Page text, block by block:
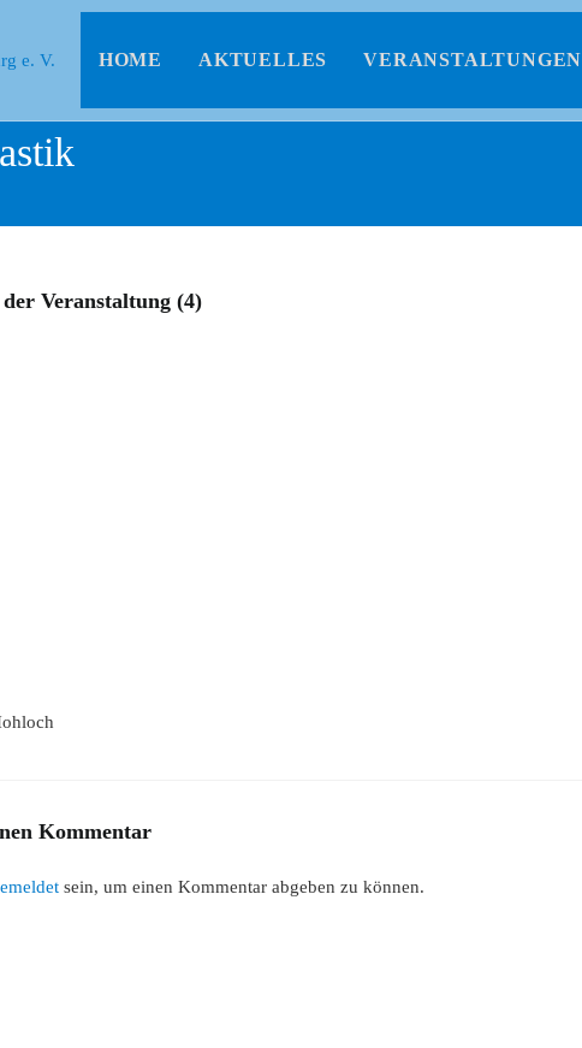
HOME AKTUELLES VERANSTALTUNGEN
Veranstaltung (4)
Kommentar
sein, um einen Kommentar abgeben zu können.